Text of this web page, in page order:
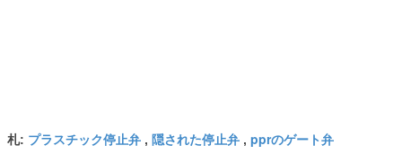
札: プラスチック停止弁 , 隠された停止弁 , pprのゲート弁